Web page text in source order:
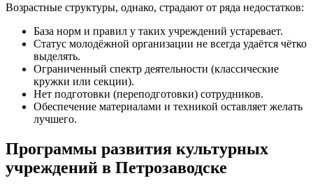
Возрастные структуры, однако, страдают от ряда недостатков:
База норм и правил у таких учреждений устаревает.
Статус молодёжной организации не всегда удаётся чётко
выделять.
Ограниченный спектр деятельности (классические
кружки или секции).
Нет подготовки (переподготовки) сотрудников.
Обеспечение материалами и техникой оставляет желать
лучшего.
Программы развития культурных
учреждений в Петрозаводске